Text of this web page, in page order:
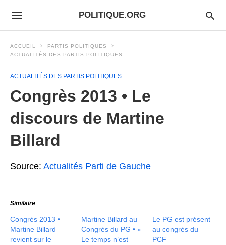
POLITIQUE.ORG
ACCUEIL
PARTIS POLITIQUES
ACTUALITÉS DES PARTIS POLITIQUES
ACTUALITÉS DES PARTIS POLITIQUES
Congrès 2013 • Le
discours de Martine
Billard
Source: Actualités Parti de Gauche
Similaire
Congrès 2013 •
Martine Billard
revient sur le
Martine Billard au
Congrès du PG • «
Le temps n’est
Le PG est présent
au congrès du
PCF